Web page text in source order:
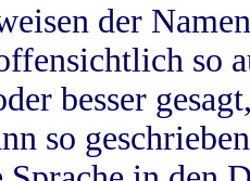
der
so
besser
so